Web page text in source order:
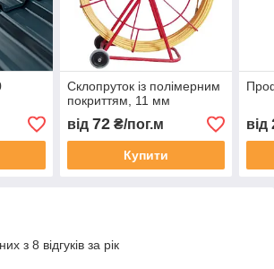
Склопруток із полімерним
покриттям, 11 мм
від 72₴/пог.м
Купити
від
з 8 відгуків за рік